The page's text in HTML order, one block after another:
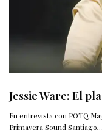
Jessie Ware: El
En entrevista con POTQ
Primavera Sound